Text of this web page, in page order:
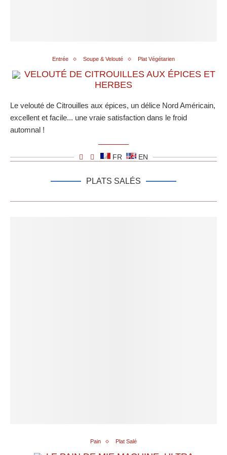
Entrée Soupe & Velouté Plat Végétarien
VELOUTÉ DE CITROUILLES AUX ÉPICES ET
HERBES
Le velouté de Citrouilles aux épices, un délice Nord Américain,
excellent et facile... une vraie satisfaction dans le froid
automnal !
FR EN
PLATS SALÉS
Pain Plat Salé